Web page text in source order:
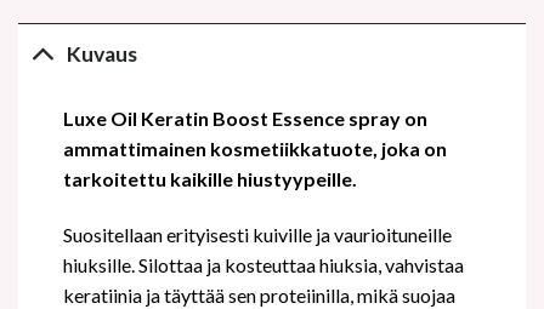
Kuvaus
Luxe Oil Keratin Boost Essence spray on
ammattimainen kosmetiikkatuote, joka on
tarkoitettu kaikille hiustyypeille.
Suositellaan erityisesti kuiville ja vaurioituneille
hiuksille. Silottaa ja kosteuttaa hiuksia, vahvistaa
keratiinia ja täyttää sen proteiinilla, mikä suojaa